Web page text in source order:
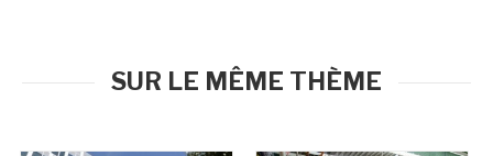
SUR LE MÊME THÈME